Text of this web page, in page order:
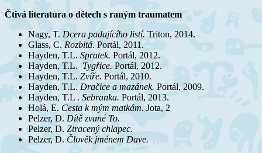
Čtivá literatura o dětech s raným traumatem
Nagy, T. Dcera padajícího listí. Triton, 2014.
Glass, C. Rozbitá. Portál, 2011.
Hayden, T.L. Spratek. Portál, 2012.
Hayden, T.L. Tygřice. Portál, 2012.
Hayden, T.L. Zvíře. Portál, 2010.
Hayden, T.L. Dračice a mazánek. Portál, 2009.
Hayden, T.L . Sebranka. Portál, 2013.
Holá, E. Cesta k mým matkám. Jota, 2
Pelzer, D. Dítě zvané To.
Pelzer, D. Ztracený chlapec.
Pelzer, D. Člověk jménem Dave.